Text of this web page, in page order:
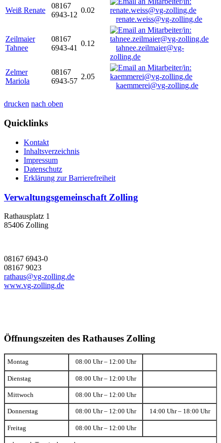
Weiß Renate
08167
6943-12
0.02
renate.weiss@vg-zolling.de
Zeilmaier
Tahnee
08167
6943-41
0.12
tahnee.zeilmaier@vg-
zolling.de
Zelmer
Mariola
08167
6943-57
2.05
kaemmerei@vg-zolling.de
drucken nach oben
Quicklinks
Kontakt
Inhaltsverzeichnis
Impressum
Datenschutz
Erklärung zur Barrierefreiheit
Verwaltungsgemeinschaft Zolling
Rathausplatz 1
85406 Zolling
08167 6943-0
08167 9023
rathaus@vg-zolling.de
www.vg-zolling.de
Öffnungszeiten des Rathauses Zolling
Montag 08:00 Uhr – 12:00 Uhr
Dienstag 08:00 Uhr – 12:00 Uhr
Mittwoch 08:00 Uhr – 12:00 Uhr
Donnerstag 08:00 Uhr – 12:00 Uhr 14:00 Uhr – 18:00 Uhr
Freitag 08:00 Uhr – 12:00 Uhr